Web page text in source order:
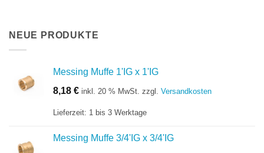
NEUE PRODUKTE
Messing Muffe 1'IG x 1'IG
8,18 € inkl. 20 % MwSt. zzgl. Versandkosten
Lieferzeit: 1 bis 3 Werktage
Messing Muffe 3/4'IG x 3/4'IG